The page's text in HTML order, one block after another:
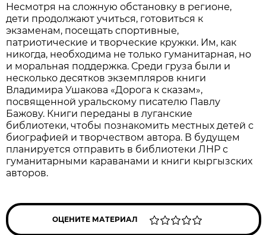
Несмотря на сложную обстановку в регионе,
дети продолжают учиться, готовиться к
экзаменам, посещать спортивные,
патриотические и творческие кружки. Им, как
никогда, необходима не только гуманитарная, но
и моральная поддержка. Среди груза были и
несколько десятков экземпляров книги
Владимира Ушакова «Дорога к сказам»,
посвященной уральскому писателю Павлу
Бажову. Книги переданы в луганские
библиотеки, чтобы познакомить местных детей с
биографией и творчеством автора. В будущем
планируется отправить в библиотеки ЛНР с
гуманитарными караванами и книги кыргызских
авторов.
ОЦЕНИТЕ МАТЕРИАЛ